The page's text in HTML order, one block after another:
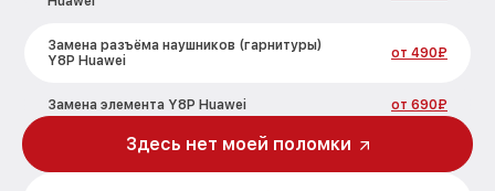
Замена разъёма наушников (гарнитуры)
Y8P Huawei
от 490₽
Замена элемента Y8P Huawei от 690₽
Замена NFC антенны Y8P Huawei
Здесь нет моей поломки